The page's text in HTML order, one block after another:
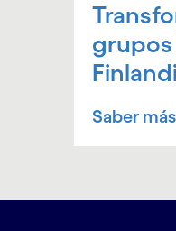
grupos
Saber más